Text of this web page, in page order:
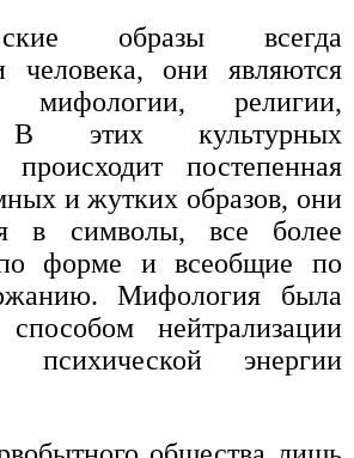
образы всегда
человека, они являются
мифологии, религии,
В этих культурных
происходит постепенная
и жутких образов, они
в символы, все более
форме и всеобщие по
Мифология была
нейтрализации
психической энергии